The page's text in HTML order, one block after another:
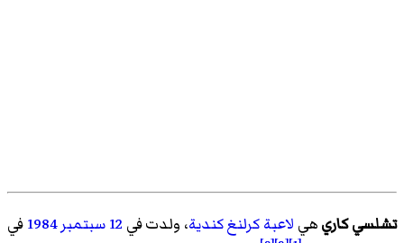
تشلسي كاريهي لاعبة كرلنغكندية، ولدت في 12 سبتمبر 1984في